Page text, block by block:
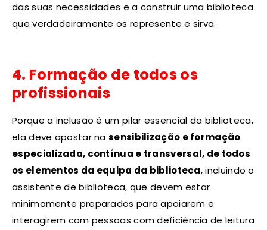
das suas necessidades e a construir uma biblioteca
que verdadeiramente os represente e sirva.
4. Formação de todos os
profissionais
Porque a inclusão é um pilar essencial da biblioteca,
ela deve apostar nasensibilização e formação
especializada, contínua e transversal, de todos
os elementos da equipa da biblioteca, incluindo o
assistente de biblioteca, que devem estar
minimamente preparados para apoiarem e
interagirem com pessoas com deficiência de leitura